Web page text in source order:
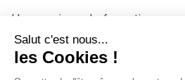
Un organisme de formation
Un conseiller
Une solution pour raccrocher